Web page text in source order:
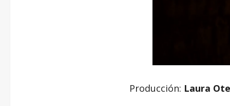
Producción: Laura